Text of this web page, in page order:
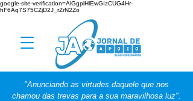
google-site-verification=AlGgplHlEwGIzCUG4Hr-
hF6Aq7S75CZjD2J_rZrN2Zo
"Anunciando as virtudes daquele que nos
chamou das trevas para a sua maravilhosa luz".